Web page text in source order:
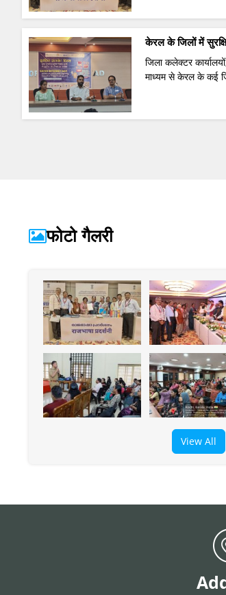
केरल के जिलों में
जिला कलेक्टर
माध्यम से केरल के कई
फोटो गैलरी
View All